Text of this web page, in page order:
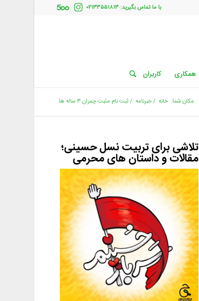
با ما تماس بگیرید: ۰۲۱۳۳۵۵۱۸۱۳
همکاری کاربران
مکان شما: خانه /خبرنامه /ثبت نام مثبت چمران ۳ ساله ها
تلاشی برای تربیت نسل حسینی؛
مقالات و داستان های محرمی